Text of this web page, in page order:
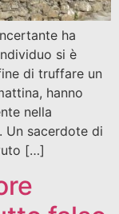
ha
si è
di truffare un
hanno
nella
Un sacerdote di
[…]